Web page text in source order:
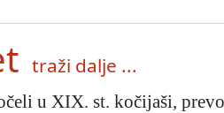
traži dalje ...
u XIX. st. kočijaši,